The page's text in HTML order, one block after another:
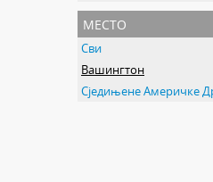
место
Сви
Вашингтон
Сједињене Америчке